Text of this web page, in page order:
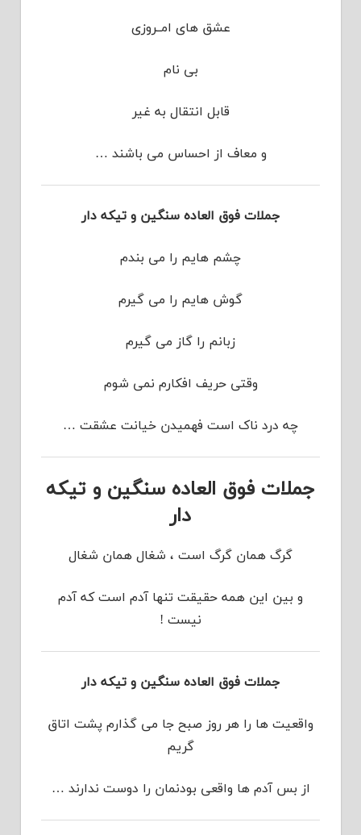
عشق های امــروزی
بی نام
قابل انتقال به غیر
و معاف از احساس می باشند …
جملات فوق العاده سنگین و تیکه دار
چشم هایم را می بندم
گوش هایم را می گیرم
زبانم را گاز می گیرم
وقتی حریف افکارم نمی شوم
چه درد ناک است فهمیدن خیانت عشقت …
جملات فوق العاده سنگین و تیکه
دار
گرگ همان گرگ است ، شغال همان شغال
و بین این همه حقیقت تنها آدم است که آدم
نیست !
جملات فوق العاده سنگین و تیکه دار
واقعیت ها را هر روز صبح جا می گذارم پشت اتاق
گریم
از بس آدم ها واقعی بودنمان را دوست ندارند …